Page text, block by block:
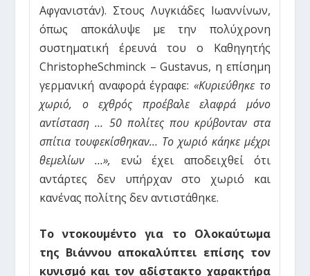
Αφγανιστάν). Στους Λυγκιάδες Ιωαννίνων,
όπως αποκάλυψε με την πολύχρονη
συστηματική έρευνά του ο Καθηγητής
ChristopheSchminck – Gustavus, η επίσημη
γερμανική αναφορά έγραφε:«Κυριεύθηκε το
χωριό, ο εχθρός προέβαλε ελαφρά μόνο
αντίσταση … 50 πολίτες που κρύβονταν στα
σπίτια τουφεκίσθηκαν… Το χωριό κάηκε μέχρι
θεμελίων …», ενώ έχει αποδειχθεί ότι
αντάρτες δεν υπήρχαν στο χωριό και
κανένας πολίτης δεν αντιστάθηκε.
Το ντοκουμέντο για το Ολοκαύτωμα
της Βιάννου αποκαλύπτει επίσης τον
κυνισμό και τον αδίστακτο χαρακτήρα